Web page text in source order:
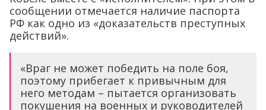
сообщении отмечается наличие паспорта
РФ как одно из «доказательств преступных
действий».
«Враг не может победить на поле боя,
поэтому прибегает к привычным для
него методам – пытается организовать
покушения на военных и руководителей